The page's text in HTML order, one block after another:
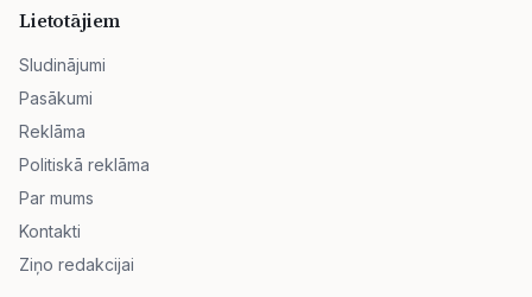
Lietotājiem
Sludinājumi
Pasākumi
Reklāma
Politiskā reklāma
Par mums
Kontakti
Ziņo redakcijai